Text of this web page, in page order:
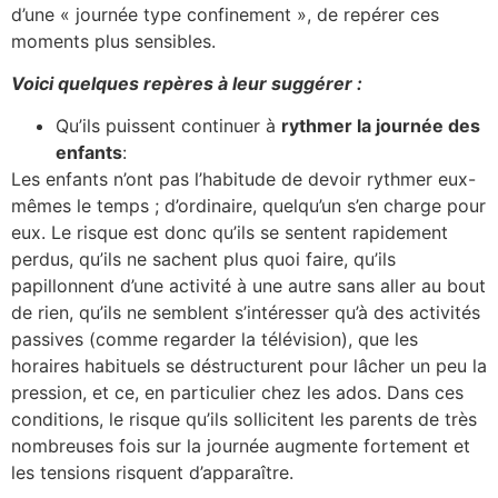
d’une « journée type confinement », de repérer ces
moments plus sensibles.
Voici quelques repères à leur suggérer :
Qu’ils puissent continuer à rythmer la journée des
enfants:
Les enfants n’ont pas l’habitude de devoir rythmer eux-
mêmes le temps ; d’ordinaire, quelqu’un s’en charge pour
eux. Le risque est donc qu’ils se sentent rapidement
perdus, qu’ils ne sachent plus quoi faire, qu’ils
papillonnent d’une activité à une autre sans aller au bout
de rien, qu’ils ne semblent s’intéresser qu’à des activités
passives (comme regarder la télévision), que les
horaires habituels se déstructurent pour lâcher un peu la
pression, et ce, en particulier chez les ados. Dans ces
conditions, le risque qu’ils sollicitent les parents de très
nombreuses fois sur la journée augmente fortement et
les tensions risquent d’apparaître.